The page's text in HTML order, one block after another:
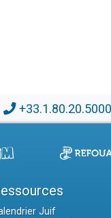
+33.1.80.20.5000
Juif